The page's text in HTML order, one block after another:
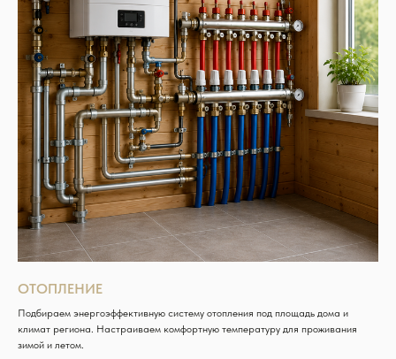
ОТОПЛЕНИЕ
Подбираем энергоэффективную систему отопления под площадь дома и
климат региона. Настраиваем комфортную температуру для проживания
зимой и летом.